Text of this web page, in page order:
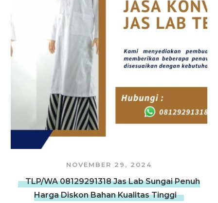
NOVEMBER 29, 2024
TLP/WA 08129291318 Jas Lab Sungai Penuh
Harga Diskon Bahan Kualitas Tinggi